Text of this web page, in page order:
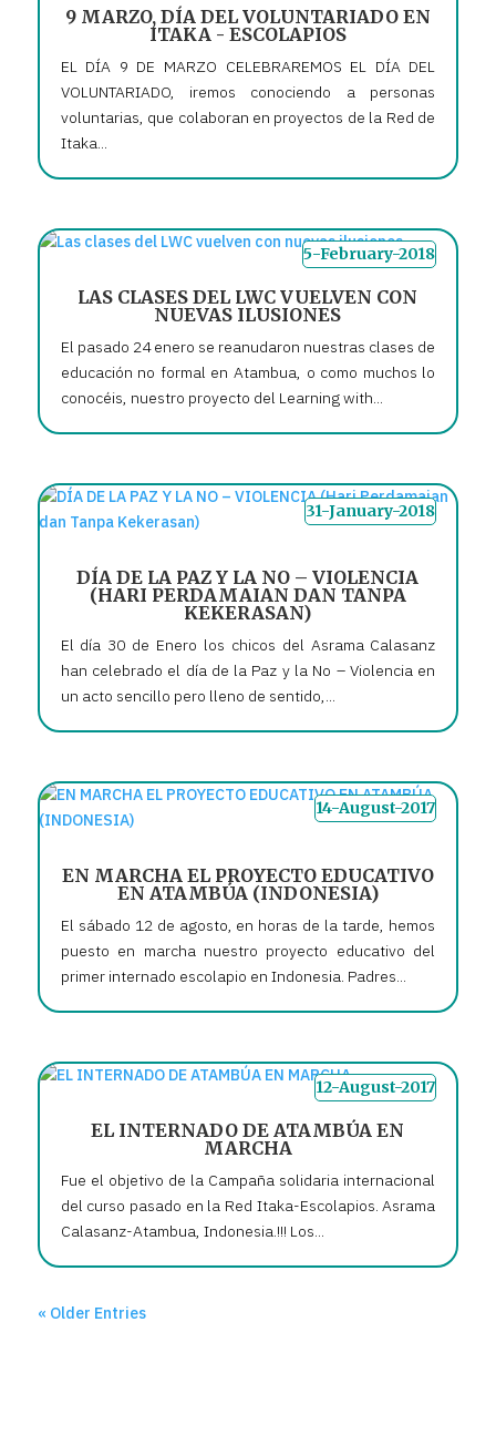
9 MARZO, DÍA DEL VOLUNTARIADO EN
ITAKA - ESCOLAPIOS
EL DÍA 9 DE MARZO CELEBRAREMOS EL DÍA DEL
VOLUNTARIADO, iremos conociendo a personas
voluntarias, que colaboran en proyectos de la Red de
Itaka...
LAS CLASES DEL LWC VUELVEN CON
NUEVAS ILUSIONES
5-February-2018
El pasado 24 enero se reanudaron nuestras clases de
educación no formal en Atambua, o como muchos lo
conocéis, nuestro proyecto del Learning with...
DÍA DE LA PAZ Y LA NO – VIOLENCIA
(HARI PERDAMAIAN DAN TANPA
KEKERASAN)
31-January-2018
El día 30 de Enero los chicos del Asrama Calasanz
han celebrado el día de la Paz y la No – Violencia en
un acto sencillo pero lleno de sentido,...
EN MARCHA EL PROYECTO EDUCATIVO
EN ATAMBÚA (INDONESIA)
14-August-2017
El sábado 12 de agosto, en horas de la tarde, hemos
puesto en marcha nuestro proyecto educativo del
primer internado escolapio en Indonesia. Padres...
EL INTERNADO DE ATAMBÚA EN
MARCHA
12-August-2017
Fue el objetivo de la Campaña solidaria internacional
del curso pasado en la Red Itaka-Escolapios. Asrama
Calasanz-Atambua, Indonesia.!!! Los...
« Older Entries